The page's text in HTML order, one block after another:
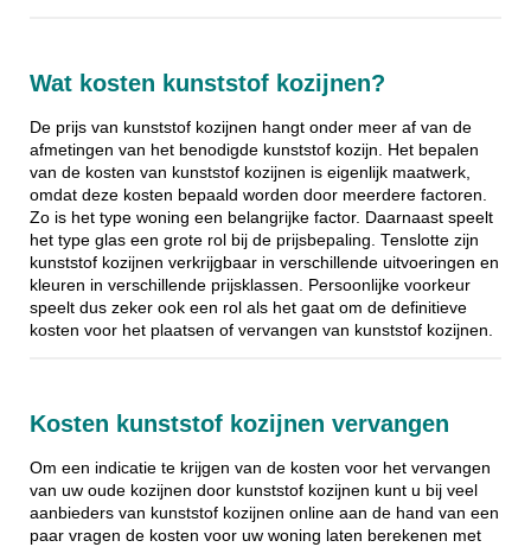
Wat kosten kunststof kozijnen?
De prijs van kunststof kozijnen hangt onder meer af van de
afmetingen van het benodigde kunststof kozijn. Het bepalen
van de kosten van kunststof kozijnen is eigenlijk maatwerk,
omdat deze kosten bepaald worden door meerdere factoren.
Zo is het type woning een belangrijke factor. Daarnaast speelt
het type glas een grote rol bij de prijsbepaling. Tenslotte zijn
kunststof kozijnen verkrijgbaar in verschillende uitvoeringen en
kleuren in verschillende prijsklassen. Persoonlijke voorkeur
speelt dus zeker ook een rol als het gaat om de definitieve
kosten voor het plaatsen of vervangen van kunststof kozijnen.
Kosten kunststof kozijnen vervangen
Om een indicatie te krijgen van de kosten voor het vervangen
van uw oude kozijnen door kunststof kozijnen kunt u bij veel
aanbieders van kunststof kozijnen online aan de hand van een
paar vragen de kosten voor uw woning laten berekenen met